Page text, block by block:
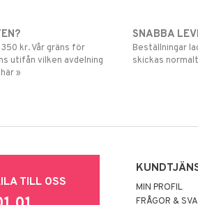
kr. Vår gräns för
utifån vilken avdelning
»
SNABBA
Beställningar
skickas
TILL OSS
MIN PROFIL
FRÅGOR &